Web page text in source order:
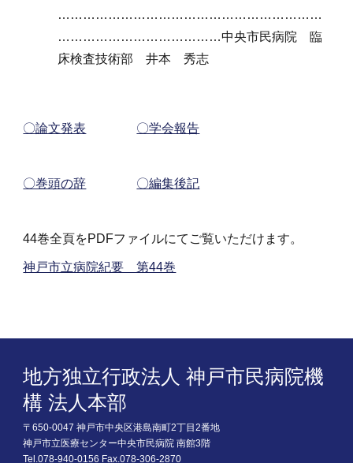
………………………………………………………
…………………………………中央市民病院 臨
床検査技術部
井本 秀志
〇論文発表 〇学会報告
〇巻頭の辞 〇編集後記
44巻全頁をPDFファイルにてご覧いただけます。
神戸市立病院紀要 第44巻
地方独立行政法人 神戸市民病院機
構 法人本部
〒650-0047 神戸市中央区港島南町2丁目2番地
神戸市立医療センター中央市民病院 南館3階
Tel.078-940-0156 Fax.078-306-2870